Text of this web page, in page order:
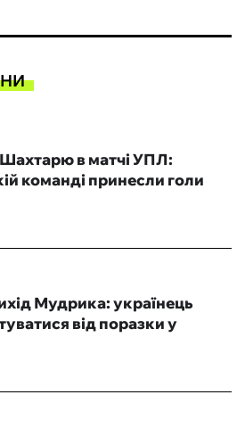
Шахтарю в матчі УПЛ:
команді принесли голи
Мудрика: українець
від поразки у